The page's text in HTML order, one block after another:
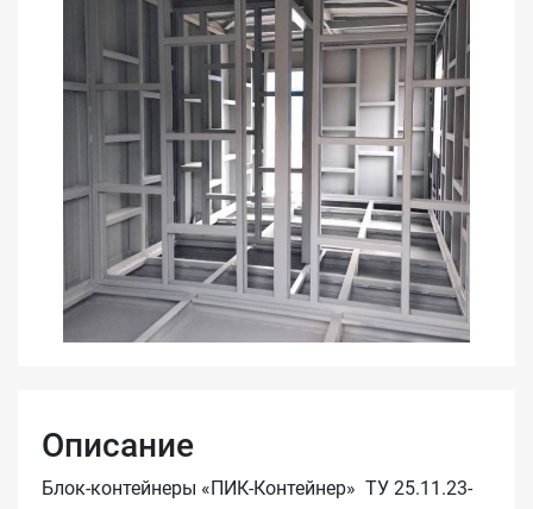
Описание
Блок-контейнеры «ПИК-Контейнер» ТУ 25.11.23-